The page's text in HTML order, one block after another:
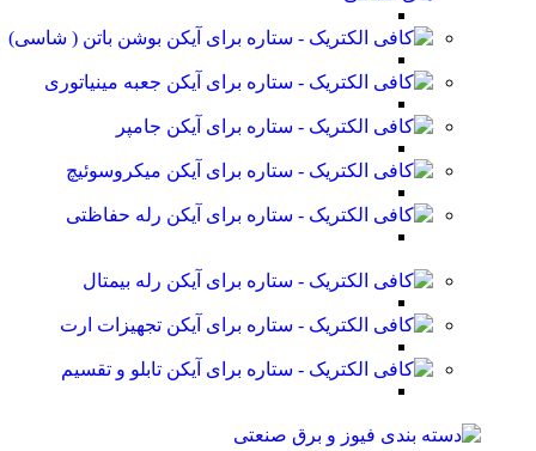
بوشن باتن ( شاسی)
جعبه مینیاتوری
جامپر
میکروسوئیچ
رله حفاظتی
رله بیمتال
تجهیزات ارت
تابلو و تقسیم